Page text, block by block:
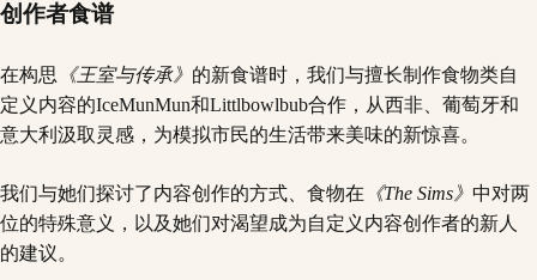
创作者食谱
在构思 《王室与传承》 的新食谱时，我们与擅长制作食物类自
定义内容的IceMunMun和Littlbowlbub合作，从西非、葡萄牙和
意大利汲取灵感，为模拟市民的生活带来美味的新惊喜。
我们与她们探讨了内容创作的方式、食物在 《The Sims》 中对两
位的特殊意义，以及她们对渴望成为自定义内容创作者的新人
的建议。